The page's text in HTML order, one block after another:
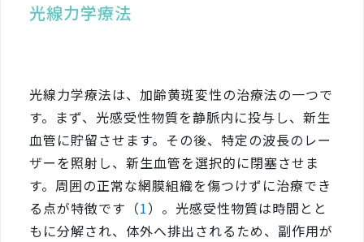
光線力学療法
光線力学療法は、加齢黄斑変性の治療法の一つで
す。まず、光感受性物質を静脈内に投与し、新生
血管に貯留させます。その後、特定の波長のレー
ザーを照射し、新生血管を選択的に閉塞させま
す。周囲の正常な網膜組織を傷つけずに治療でき
る点が特徴です（1）。光感受性物質は時間とと
もに分解され、体外へ排出されるため、副作用が